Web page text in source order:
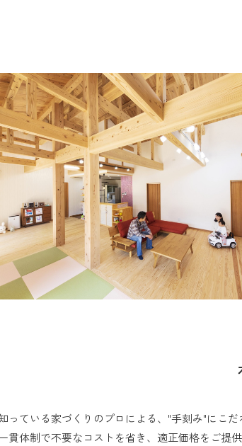
っている家づくりのプロによる、"手刻み"にこだ
貫体制で不要なコストを省き、適正価格をご提供